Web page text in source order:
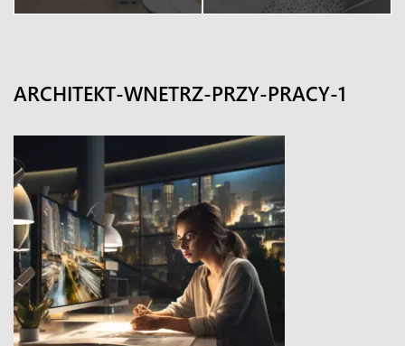
ARCHITEKT-WNETRZ-PRZY-PRACY-1